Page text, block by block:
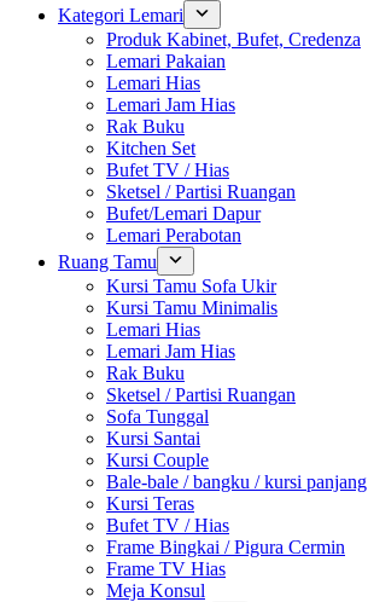
Kategori Lemari
Produk Kabinet, Bufet, Credenza
Lemari Pakaian
Lemari Hias
Lemari Jam Hias
Rak Buku
Kitchen Set
Bufet TV / Hias
Sketsel / Partisi Ruangan
Bufet/Lemari Dapur
Lemari Perabotan
Ruang Tamu
Kursi Tamu Sofa Ukir
Kursi Tamu Minimalis
Lemari Hias
Lemari Jam Hias
Rak Buku
Sketsel / Partisi Ruangan
Sofa Tunggal
Kursi Santai
Kursi Couple
Bale-bale / bangku / kursi panjang
Kursi Teras
Bufet TV / Hias
Frame Bingkai / Pigura Cermin
Frame TV Hias
Meja Konsul